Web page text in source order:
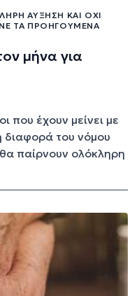
ΑΎΞΗΣΗ ΚΑΙ ΌΧΙ
ΤΑ ΠΡΟΗΓΟΎΜΕΝΑ Χ
μήνα για
που έχουν μείνει με
του νόμου
παίρνουν ολόκληρη